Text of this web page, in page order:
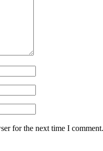
for the next time I comment.